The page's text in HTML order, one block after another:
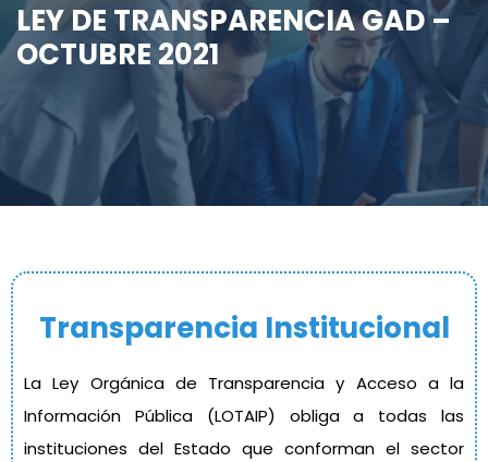
LEY DE TRANSPARENCIA GAD –
OCTUBRE 2021
Transparencia Institucional
La Ley Orgánica de Transparencia y Acceso a la
Información Pública (LOTAIP) obliga a todas las
instituciones del Estado que conforman el sector